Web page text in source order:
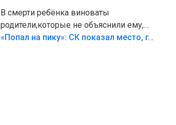
В смерти ребёнка виноваты
родители,которые не объяснили ему,
что такое хорошо и что такое плохо!
«Попал на пику»: СК показал место, где был смертельно травмирован ребенок в Тольятти